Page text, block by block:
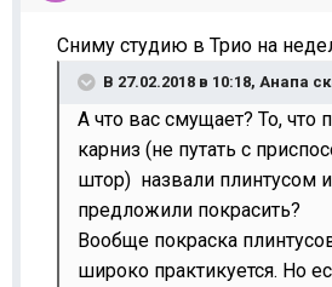
Сниму студию в Трио на
В 27.02.2018 в 10:18, Анапа
А что вас смущает? То, что
карниз (не путать с
штор) назвали плинтусом
предложили покрасить?
Вообще покраска
широко практикуется. Но